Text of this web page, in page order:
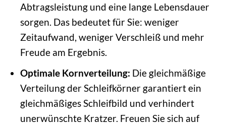
Abtragsleistung und eine lange Lebensdauer
sorgen. Das bedeutet für Sie: weniger
Zeitaufwand, weniger Verschleiß und mehr
Freude am Ergebnis.
Optimale Kornverteilung: Die gleichmäßige
Verteilung der Schleifkörner garantiert ein
gleichmäßiges Schleifbild und verhindert
unerwünschte Kratzer. Freuen Sie sich auf